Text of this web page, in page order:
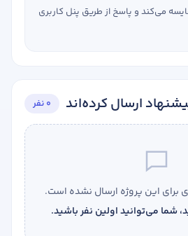
می‌کند و پاسخ از طریق پنل کاربری
ارسال کرده‌اند 0 نفر
برای این پروژه ارسال نشده است.
شما می‌توانید اولین نفر باشید.